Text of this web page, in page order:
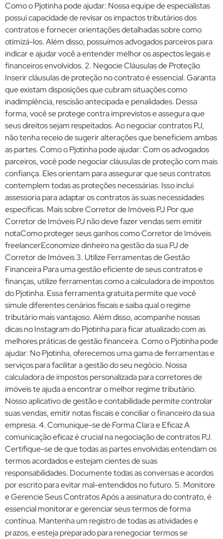
Como o Pjotinha pode ajudar: Nossa equipe de especialistas
possui capacidade de revisar os impactos tributários dos
contratos e fornecer orientações detalhadas sobre como
otimizá-los. Além disso, possuímos advogados parceiros para
indicar e ajudar você a entender melhor os aspectos legais e
financeiros envolvidos. 2. Negocie Cláusulas de Proteção
Inserir cláusulas de proteção no contrato é essencial. Garanta
que existam disposições que cubram situações como
inadimplência, rescisão antecipada e penalidades. Dessa
forma, você se protege contra imprevistos e assegura que
seus direitos sejam respeitados. Ao negociar contratos PJ,
não tenha receio de sugerir alterações que beneficiem ambas
as partes. Como o Pjotinha pode ajudar: Com os advogados
parceiros, você pode negociar cláusulas de proteção com mais
confiança. Eles orientam para assegurar que seus contratos
contemplem todas as proteções necessárias. Isso inclui
assessoria para adaptar os contratos às suas necessidades
específicas. Mais sobre Corretor de Imóveis PJ Por que
Corretor de Imóveis PJ não deve fazer vendas sem emitir
notaComo proteger seus ganhos como Corretor de Imóveis
freelancerEconomize dinheiro na gestão da sua PJ de
Corretor de Imóveis 3. Utilize Ferramentas de Gestão
Financeira Para uma gestão eficiente de seus contratos e
finanças, utilize ferramentas como a calculadora de impostos
do Pjotinha. Essa ferramenta gratuita permite que você
simule diferentes cenários fiscais e saiba qual o regime
tributário mais vantajoso. Além disso, acompanhe nossas
dicas no Instagram do Pjotinha para ficar atualizado com as
melhores práticas de gestão financeira. Como o Pjotinha pode
ajudar: No Pjotinha, oferecemos uma gama de ferramentas e
serviços para facilitar a gestão do seu negócio. Nossa
calculadora de impostos personalizada para corretores de
imóveis te ajuda a encontrar o melhor regime tributário.
Nosso aplicativo de gestão e contabilidade permite controlar
suas vendas, emitir notas fiscais e conciliar o financeiro da sua
empresa. 4. Comunique-se de Forma Clara e Eficaz A
comunicação eficaz é crucial na negociação de contratos PJ.
Certifique-se de que todas as partes envolvidas entendam os
termos acordados e estejam cientes de suas
responsabilidades. Documente todas as conversas e acordos
por escrito para evitar mal-entendidos no futuro. 5. Monitore
e Gerencie Seus Contratos Após a assinatura do contrato, é
essencial monitorar e gerenciar seus termos de forma
contínua. Mantenha um registro de todas as atividades e
prazos, e esteja preparado para renegociar termos se